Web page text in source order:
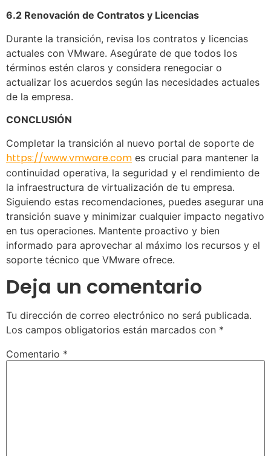
6.2 Renovación de Contratos y Licencias
Durante la transición, revisa los contratos y licencias
actuales con VMware. Asegúrate de que todos los
términos estén claros y considera renegociar o
actualizar los acuerdos según las necesidades actuales
de la empresa.
CONCLUSIÓN
Completar la transición al nuevo portal de soporte de
https://www.vmware.com es crucial para mantener la
continuidad operativa, la seguridad y el rendimiento de
la infraestructura de virtualización de tu empresa.
Siguiendo estas recomendaciones, puedes asegurar una
transición suave y minimizar cualquier impacto negativo
en tus operaciones. Mantente proactivo y bien
informado para aprovechar al máximo los recursos y el
soporte técnico que VMware ofrece.
Deja un comentario
Tu dirección de correo electrónico no será publicada.
Los campos obligatorios están marcados con *
Comentario *